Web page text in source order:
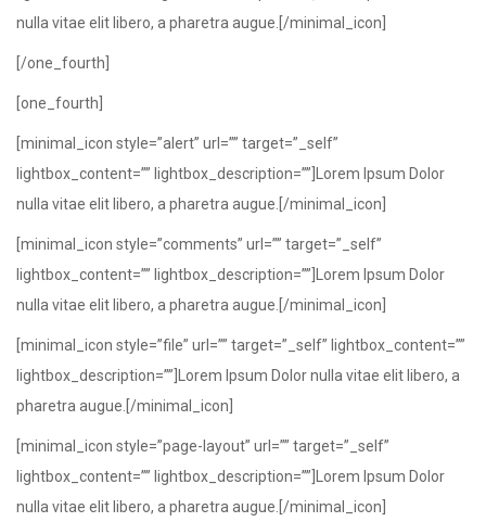
nulla vitae elit libero, a pharetra augue.[/minimal_icon]
[/one_fourth]
[one_fourth]
[minimal_icon style=”alert” url=”” target=”_self”
lightbox_content=”” lightbox_description=””]Lorem Ipsum Dolor
nulla vitae elit libero, a pharetra augue.[/minimal_icon]
[minimal_icon style=”comments” url=”” target=”_self”
lightbox_content=”” lightbox_description=””]Lorem Ipsum Dolor
nulla vitae elit libero, a pharetra augue.[/minimal_icon]
[minimal_icon style=”file” url=”” target=”_self” lightbox_content=””
lightbox_description=””]Lorem Ipsum Dolor nulla vitae elit libero, a
pharetra augue.[/minimal_icon]
[minimal_icon style=”page-layout” url=”” target=”_self”
lightbox_content=”” lightbox_description=””]Lorem Ipsum Dolor
nulla vitae elit libero, a pharetra augue.[/minimal_icon]